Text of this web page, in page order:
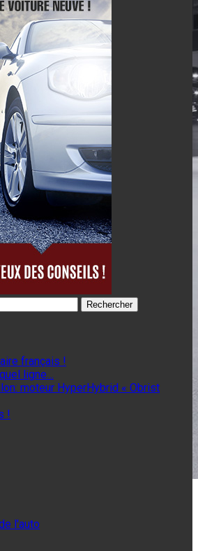
français !
ligne…
moteur HyperHybrid « Obrist
!
l'auto